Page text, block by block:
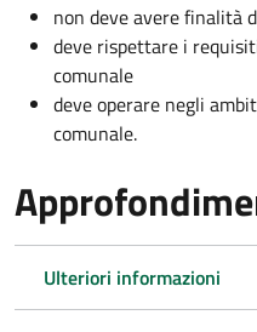
non deve avere finalità
deve rispettare i
comunale
deve operare negli
comunale.
Ulteriori informazioni